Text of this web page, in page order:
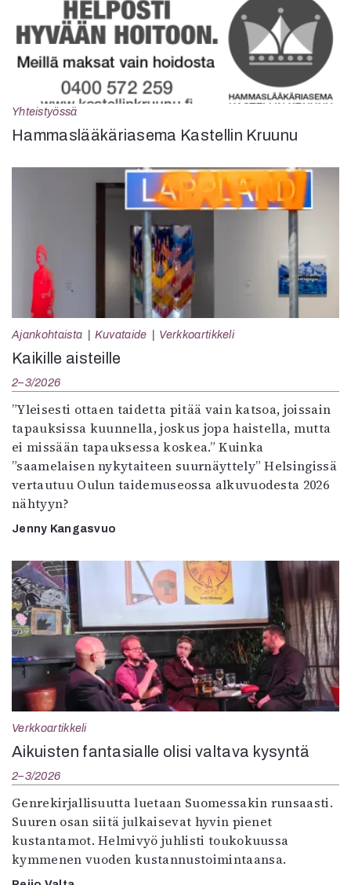
Yhteistyössä
Hammaslääkäriasema Kastellin Kruunu
Ajankohtaista Kuvataide Verkkoartikkeli
Kaikille aisteille
2–3/2026
”Yleisesti ottaen taidetta pitää vain katsoa, joissain
tapauksissa kuunnella, joskus jopa haistella, mutta
ei missään tapauksessa koskea.” Kuinka
”saamelaisen nykytaiteen suurnäyttely” Helsingissä
vertautuu Oulun taidemuseossa alkuvuodesta 2026
nähtyyn?
Jenny Kangasvuo
Verkkoartikkeli
Aikuisten fantasialle olisi valtava kysyntä
2–3/2026
Genrekirjallisuutta luetaan Suomessakin runsaasti.
Suuren osan siitä julkaisevat hyvin pienet
kustantamot. Helmivyö juhlisti toukokuussa
kymmenen vuoden kustannustoimintaansa.